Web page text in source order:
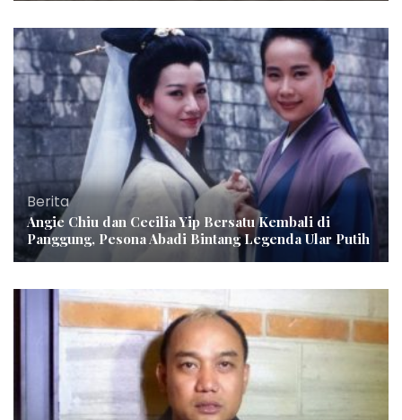
Berita
Angie Chiu dan Cecilia Yip Bersatu Kembali di
Panggung, Pesona Abadi Bintang Legenda Ular Putih